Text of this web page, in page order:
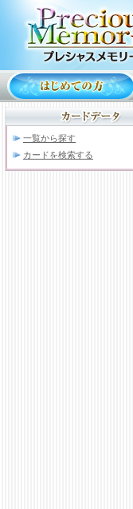
一覧から探す
カードを検索する